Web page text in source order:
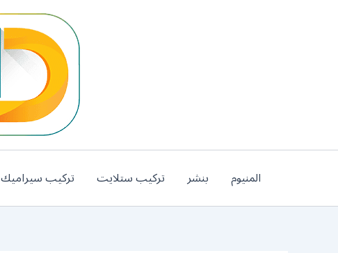
المنيوم بنشر تركيب ستلايت تركيب سيراميك